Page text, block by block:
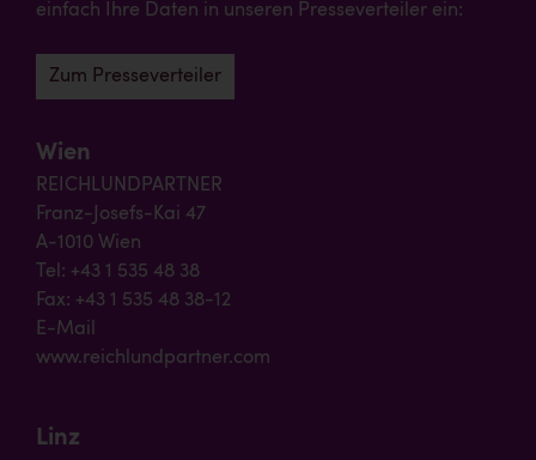
einfach Ihre Daten in unseren Presseverteiler ein:
Zum Presseverteiler
Wien
REICHLUNDPARTNER
Franz-Josefs-Kai 47
A-1010 Wien
Tel: +43 1 535 48 38
Fax: +43 1 535 48 38-12
E-Mail
www.reichlundpartner.com
Linz